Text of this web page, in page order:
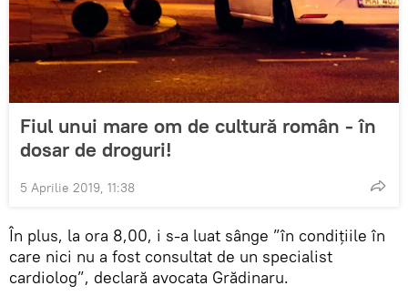
Fiul unui mare om de cultură român - în
dosar de droguri!
5 Aprilie 2019, 11:38
În plus, la ora 8,00, i s-a luat sânge ”în condiţiile în
care nici nu a fost consultat de un specialist
cardiolog”, declară avocata Grădinaru.